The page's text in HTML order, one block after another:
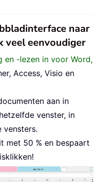
naar
veel eenvoudiger
en -lezen in voor Word,
Access, Visio en
aan in
venster, in
vensters.
met 50 % en bespaart